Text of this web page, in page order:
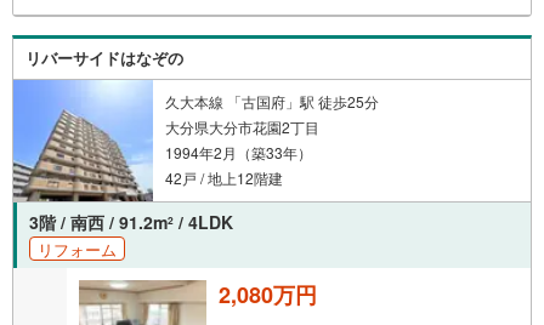
リバーサイドはなぞの
久大本線 「古国府」駅 徒歩25分
大分県大分市花園2丁目
1994年2月（築33年）
42戸 / 地上12階建
3階 / 南西 / 91.2m2 / 4LDK
リフォーム
2,080万円